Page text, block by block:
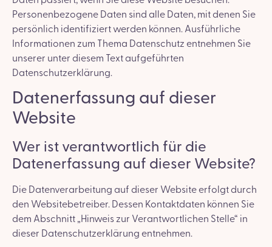
Personenbezogene Daten sind alle Daten, mit denen Sie
persönlich identifiziert werden können. Ausführliche
Informationen zum Thema Datenschutz entnehmen Sie
unserer unter diesem Text aufgeführten
Datenschutzerklärung.
Datenerfassung auf dieser
Website
Wer ist verantwortlich für die
Datenerfassung auf dieser Website?
Die Datenverarbeitung auf dieser Website erfolgt durch
den Websitebetreiber. Dessen Kontaktdaten können Sie
dem Abschnitt „Hinweis zur Verantwortlichen Stelle“ in
dieser Datenschutzerklärung entnehmen.